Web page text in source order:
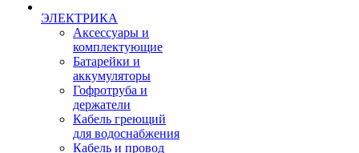
ЭЛЕКТРИКА
Аксессуары и
комплектующие
Батарейки и
аккумуляторы
Гофротруба и
держатели
Кабель греющий
для водоснабжения
Кабель и провод